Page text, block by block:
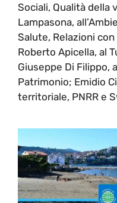
Sociali, Qualità della
Lampasona,
Salute, Relazioni
Roberto Apicella, al
Giuseppe Di Filippo,
Patrimonio; Emidio
territoriale, PNRR e